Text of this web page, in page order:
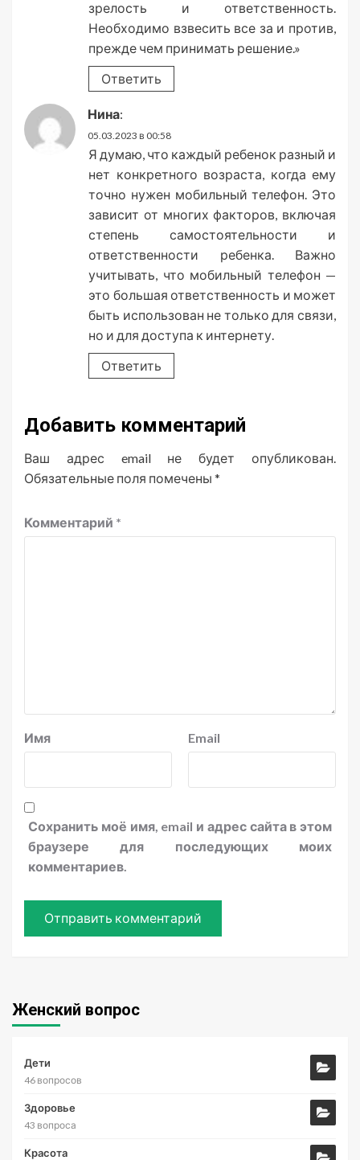
зрелость и ответственность.
Необходимо взвесить все за и против,
прежде чем принимать решение.»
Ответить
Нина:
05.03.2023 в 00:58
Я думаю, что каждый ребенок разный и
нет конкретного возраста, когда ему
точно нужен мобильный телефон. Это
зависит от многих факторов, включая
степень самостоятельности и
ответственности ребенка. Важно
учитывать, что мобильный телефон —
это большая ответственность и может
быть использован не только для связи,
но и для доступа к интернету.
Ответить
Добавить комментарий
Ваш адрес email не будет опубликован.
Обязательные поля помечены *
Комментарий *
Имя Email
Сохранить моё имя, email и адрес сайта в этом
браузере для последующих моих
комментариев.
Женский вопрос
Дети
46 вопросов
Здоровье
43 вопроса
Красота